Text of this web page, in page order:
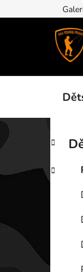
na
P
s
t
í
Přeskočit
K
a
e